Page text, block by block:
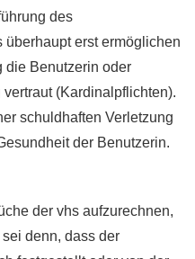
des
erst ermöglichen
die Benutzerin oder
(Kardinalpflichten).
schuldhaften Verletzung
der Benutzerin.
der vhs aufzurechnen,
denn, dass der